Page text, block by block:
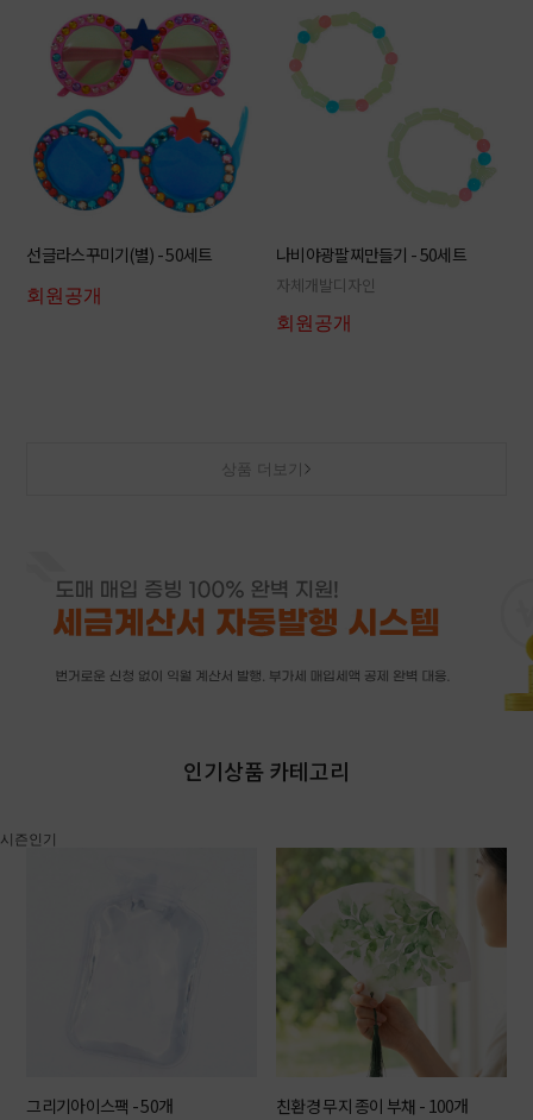
선글라스꾸미기(별) - 50세트
회원공개
나비야광팔찌만들기 - 50세트
자체개발디자인
회원공개
상품 더보기
인기상품 카테고리
시즌인기
그리기아이스팩 - 50개 친환경 무지 종이 부채 - 100개